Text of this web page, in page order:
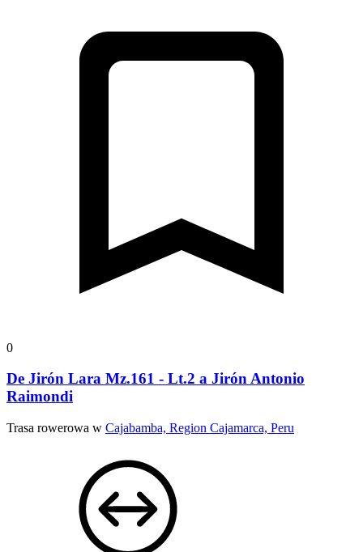
0
De Jirón Lara Mz.161 - Lt.2 a Jirón Antonio
Raimondi
Trasa rowerowa w Cajabamba, Region Cajamarca, Peru